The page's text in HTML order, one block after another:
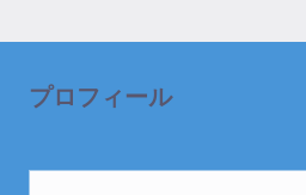
プロフィール